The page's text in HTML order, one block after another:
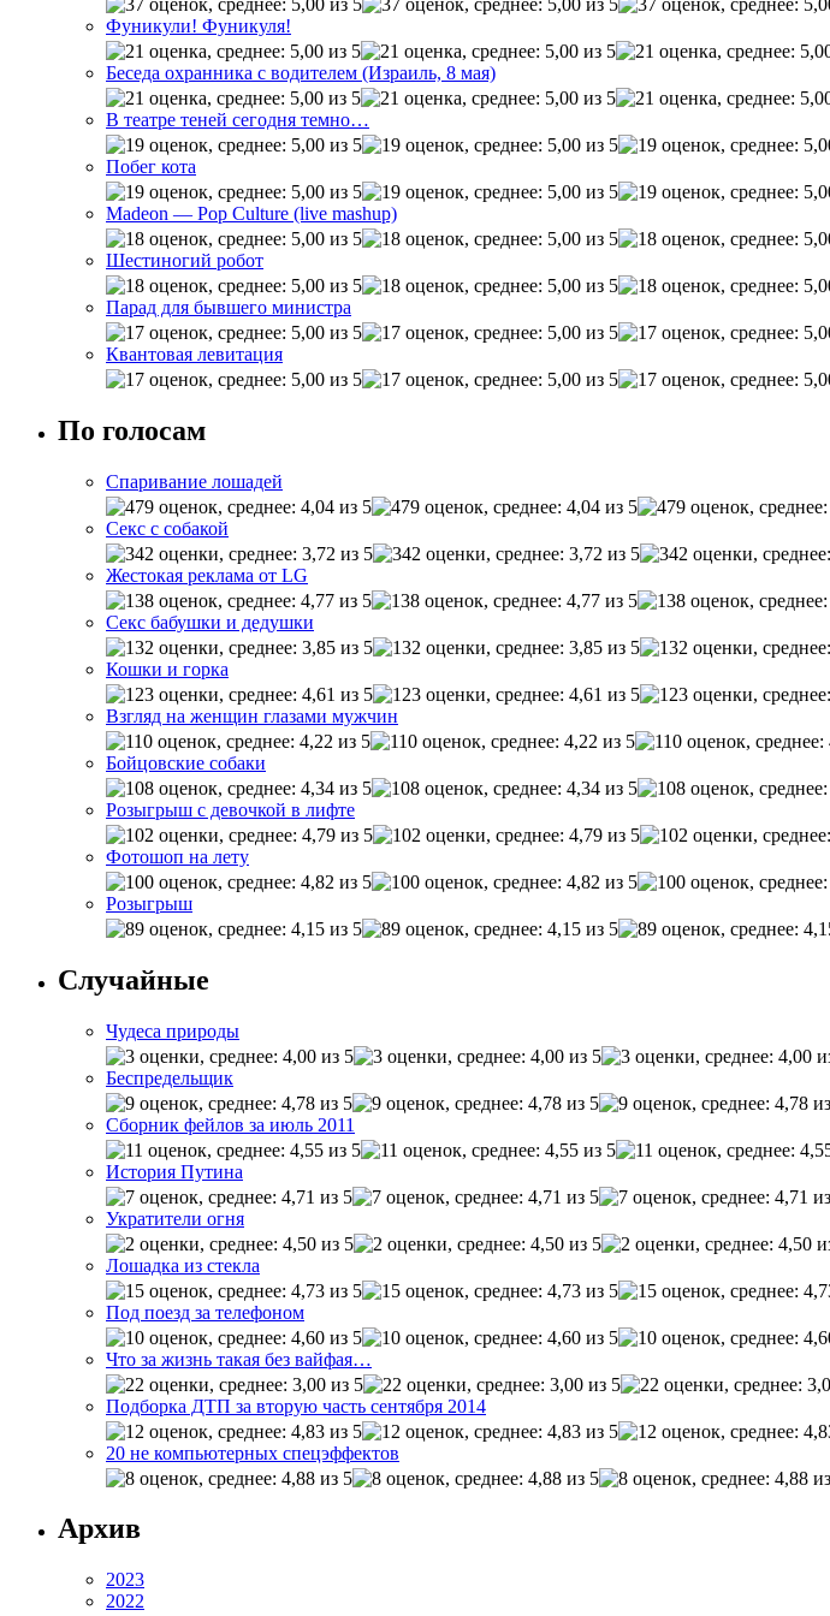
Фуникули! Фуникуля!
Беседа охранника с водителем (Израиль, 8 мая)
В театре теней сегодня темно…
Побег кота
Madeon — Pop Culture (live mashup)
Шестиногий робот
Парад для бывшего министра
Квантовая левитация
По голосам
Спаривание лошадей
Секс с собакой
Жестокая реклама от LG
Секс бабушки и дедушки
Кошки и горка
Взгляд на женщин глазами мужчин
Бойцовские собаки
Розыгрыш с девочкой в лифте
Фотошоп на лету
Розыгрыш
Случайные
Чудеса природы
Беспредельщик
Сборник фейлов за июль 2011
История Путина
Укратители огня
Лошадка из стекла
Под поезд за телефоном
Что за жизнь такая без вайфая…
Подборка ДТП за вторую часть сентября 2014
20 не компьютерных спецэффектов
Архив
2023
2022